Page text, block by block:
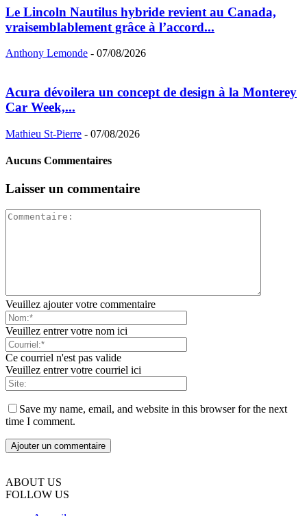
Le Lincoln Nautilus hybride revient au Canada,
vraisemblablement grâce à l’accord...
Anthony Lemonde - 07/08/2026
Acura dévoilera un concept de design à la Monterey
Car Week,...
Mathieu St-Pierre - 07/08/2026
Aucuns Commentaires
Laisser un commentaire
Veuillez ajouter votre commentaire
Veuillez entrer votre nom ici
Ce courriel n'est pas valide
Veuillez entrer votre courriel ici
Save my name, email, and website in this browser for the next
time I comment.
ABOUT US
FOLLOW US